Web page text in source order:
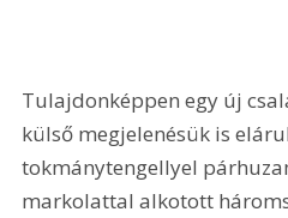
Tulajdonképpen egy új
külső megjelenésük is
tokmánytengellyel
markolattal alkotott